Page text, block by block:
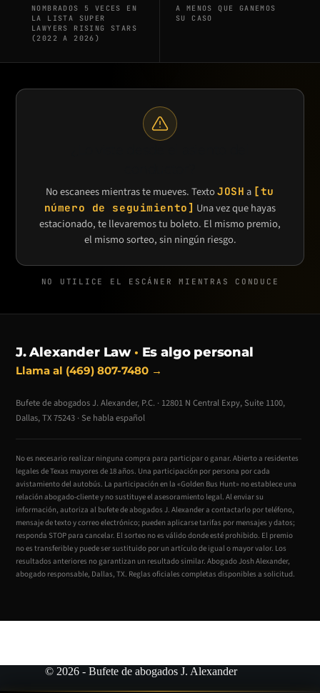
NOMBRADOS 5 VECES EN
LA LISTA SUPER
LAWYERS RISING STARS
(2022 A 2026)
A MENOS QUE GANEMOS
SU CASO
No escanees mientras te mueves. TextoJOSH a [tu
número de seguimiento] Una vez que hayas
estacionado, te llevaremos tu boleto. El mismo premio,
el mismo sorteo, sin ningún riesgo.
NO UTILICE EL ESCÁNER MIENTRAS CONDUCE
J. Alexander Law · Es algo personal
Llama al (469) 807-7480 →
Bufete de abogados J. Alexander, P.C. · 12801 N Central Expy, Suite 1100,
Dallas, TX 75243 · Se habla español
No es necesario realizar ninguna compra para participar o ganar. Abierto a residentes
legales de Texas mayores de 18 años. Una participación por persona por cada
avistamiento del autobús. La participación en la «Golden Bus Hunt» no establece una
relación abogado-cliente y no sustituye el asesoramiento legal. Al enviar su
información, autoriza al bufete de abogados J. Alexander a contactarlo por teléfono,
mensaje de texto y correo electrónico; pueden aplicarse tarifas por mensajes y datos;
responda STOP para cancelar. El sorteo no es válido donde esté prohibido. El premio
no es transferible y puede ser sustituido por un artículo de igual o mayor valor. Los
resultados anteriores no garantizan un resultado similar. Abogado Josh Alexander,
abogado responsable, Dallas, TX. Reglas oficiales completas disponibles a solicitud.
© 2026 - Bufete de abogados J. Alexander